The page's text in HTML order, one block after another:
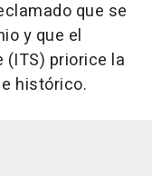
que se
y que el
priorice la
histórico.